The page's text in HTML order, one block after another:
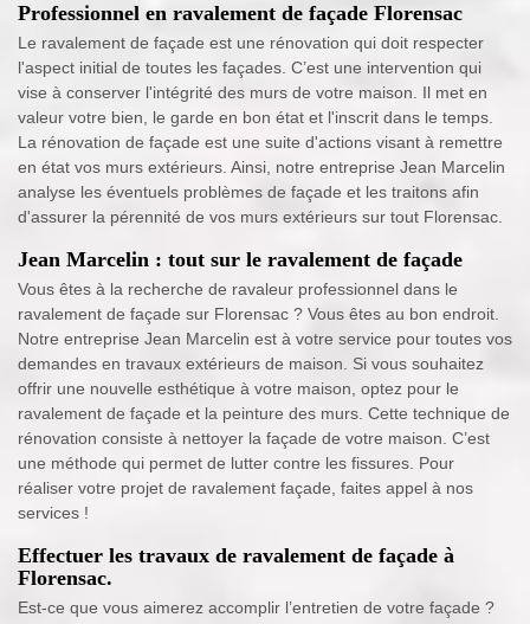
Professionnel en ravalement de façade Florensac
Le ravalement de façade est une rénovation qui doit respecter
l'aspect initial de toutes les façades. C’est une intervention qui
vise à conserver l'intégrité des murs de votre maison. Il met en
valeur votre bien, le garde en bon état et l'inscrit dans le temps.
La rénovation de façade est une suite d'actions visant à remettre
en état vos murs extérieurs. Ainsi, notre entreprise Jean Marcelin
analyse les éventuels problèmes de façade et les traitons afin
d'assurer la pérennité de vos murs extérieurs sur tout Florensac.
Jean Marcelin : tout sur le ravalement de façade
Vous êtes à la recherche de ravaleur professionnel dans le
ravalement de façade sur Florensac ? Vous êtes au bon endroit.
Notre entreprise Jean Marcelin est à votre service pour toutes vos
demandes en travaux extérieurs de maison. Si vous souhaitez
offrir une nouvelle esthétique à votre maison, optez pour le
ravalement de façade et la peinture des murs. Cette technique de
rénovation consiste à nettoyer la façade de votre maison. C’est
une méthode qui permet de lutter contre les fissures. Pour
réaliser votre projet de ravalement façade, faites appel à nos
services !
Effectuer les travaux de ravalement de façade à
Florensac.
Est-ce que vous aimerez accomplir l’entretien de votre façade ?